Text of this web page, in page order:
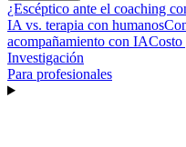
¿Escéptico ante el coaching
IA vs. terapia con humanos
acompañamiento con IACosto
Investigación
Para profesionales